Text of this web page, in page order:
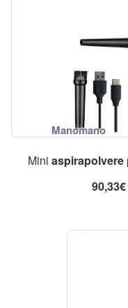
Mini aspirapolvere
90,33€